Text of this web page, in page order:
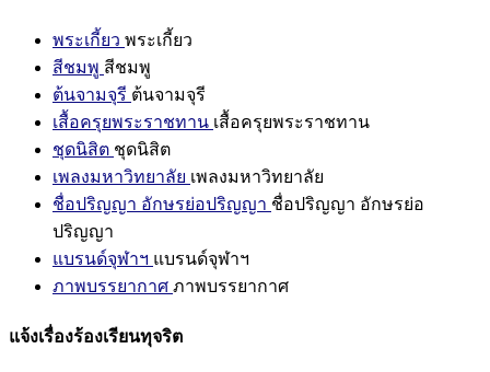
พระเกี้ยว พระเกี้ยว
สีชมพู สีชมพู
ต้นจามจุรี ต้นจามจุรี
เสื้อครุยพระราชทาน เสื้อครุยพระราชทาน
ชุดนิสิต ชุดนิสิต
เพลงมหาวิทยาลัย เพลงมหาวิทยาลัย
ชื่อปริญญา อักษรย่อปริญญา ชื่อปริญญา อักษรย่อ
ปริญญา
แบรนด์จุฬาฯ แบรนด์จุฬาฯ
ภาพบรรยากาศ ภาพบรรยากาศ
แจ้งเรื่องร้องเรียนทุจริต